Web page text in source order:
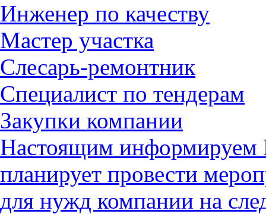
Инженер по качеству
Мастер участка
Слесарь-ремонтник
Специалист по тендерам
Закупки компании
Настоящим
планирует провести
для нужд компании на